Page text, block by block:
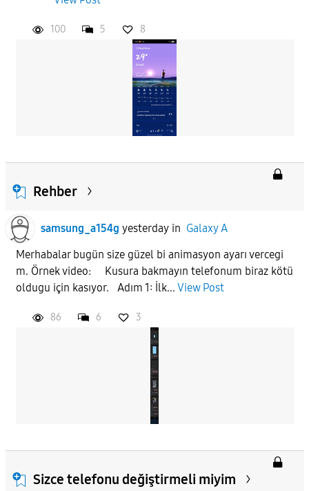
100 5 8
Rehber
samsung_a154g yesterdayin Galaxy A
Merhabalar bugün size güzel bi animasyon ayarı vercegi
m. Örnek video: Kusura bakmayın telefonum biraz kötü
oldugu için kasıyor. Adım 1: İlk... View Post
86 6 3
Sizce telefonu değiştirmeli miyim